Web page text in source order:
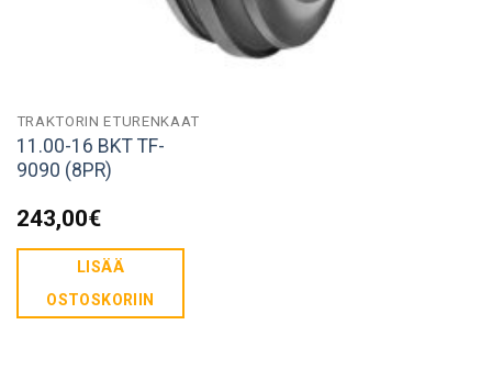
TRAKTORIN ETURENKAAT
11.00-16 BKT TF-
9090 (8PR)
243,00€
LISÄÄ
OSTOSKORIIN